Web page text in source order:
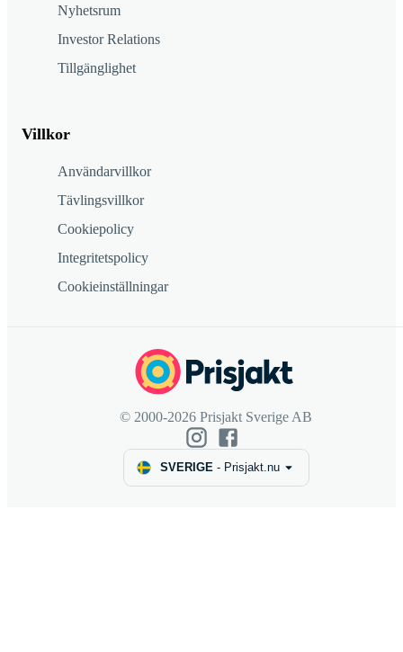
Nyhetsrum
Investor Relations
Tillgänglighet
Villkor
Användarvillkor
Tävlingsvillkor
Cookiepolicy
Integritetspolicy
Cookieinställningar
© 2000-2026 Prisjakt Sverige AB
SVERIGE- Prisjakt.nu